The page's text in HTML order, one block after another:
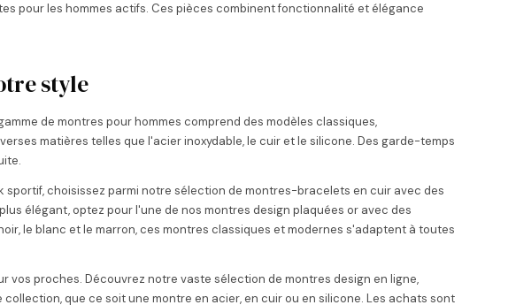
pour les hommes actifs. Ces pièces combinent fonctionnalité et élégance
style
de montres pour hommes comprend des modèles classiques,
matières telles que l'acier inoxydable, le cuir et le silicone. Des garde-temps
sportif, choisissez parmi notre sélection de montres-bracelets en cuir avec des
élégant, optez pour l'une de nos montres design plaquées or avec des
le blanc et le marron, ces montres classiques et modernes s'adaptent à toutes
vos proches. Découvrez notre vaste sélection de montres design en ligne,
que ce soit une montre en acier, en cuir ou en silicone. Les achats sont